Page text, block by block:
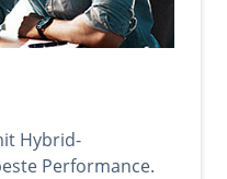
Hybrid-
Performance.